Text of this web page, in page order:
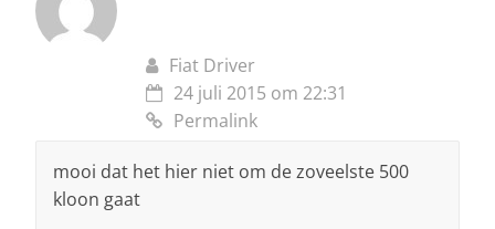
Fiat Driver
24 juli 2015 om 22:31
Permalink
mooi dat het hier niet om de zoveelste 500
kloon gaat